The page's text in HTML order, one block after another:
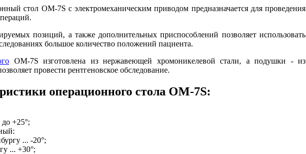
стол ОМ-7S с электромеханическим приводом предназначается для проведения
позиций, а также дополнительных приспособлений позволяет использовать
большое количество положений пациента.
OM-7S изготовлена из нержавеющей хромоникелевой стали, а подушки - из
провести рентгеновское обследование.
операционного стола OM-7S:
+25°;
... -20°;
... +30°;